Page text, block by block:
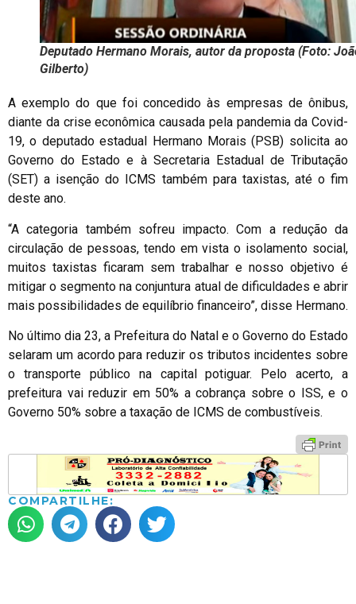
Deputado Hermano Morais, autor da proposta (Foto:
Gilberto)
A exemplo do que foi concedido às empresas de ônibus,
diante da crise econômica causada pela pandemia da Covid-
19, o deputado estadual Hermano Morais (PSB) solicita ao
Governo do Estado e à Secretaria Estadual de Tributação
(SET) a isenção do ICMS também para taxistas, até o fim
deste ano.
“A categoria também sofreu impacto. Com a redução da
circulação de pessoas, tendo em vista o isolamento social,
muitos taxistas ficaram sem trabalhar e nosso objetivo é
mitigar o segmento na conjuntura atual de dificuldades e abrir
mais possibilidades de equilíbrio financeiro”, disse Hermano.
No último dia 23, a Prefeitura do Natal e o Governo do Estado
selaram um acordo para reduzir os tributos incidentes sobre
o transporte público na capital potiguar. Pelo acerto, a
prefeitura vai reduzir em 50% a cobrança sobre o ISS, e o
Governo 50% sobre a taxação de ICMS de combustíveis.
COMPARTILHE: